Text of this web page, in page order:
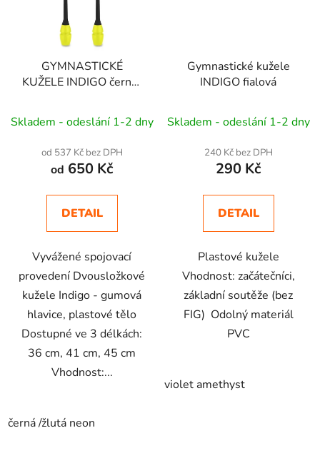
GYMNASTICKÉ
KUŽELE INDIGO černá-
Skladem - odeslání 1-2 dny
od 537 Kč bez DPH
od 650 Kč
DETAIL
Vyvážené spojovací
provedení Dvousložkové
kužele Indigo - gumová
hlavice, plastové tělo
Dostupné ve 3 délkách:
36 cm, 41 cm, 45 cm
Vhodnost:...
černá /žlutá neon
Gymnastické kužele
INDIGO fialová
Skladem - odeslání 1-2 dny
240 Kč bez DPH
290 Kč
DETAIL
Plastové kužele
Vhodnost: začátečníci,
základní soutěže (bez
FIG) Odolný materiál
PVC
violet amethyst